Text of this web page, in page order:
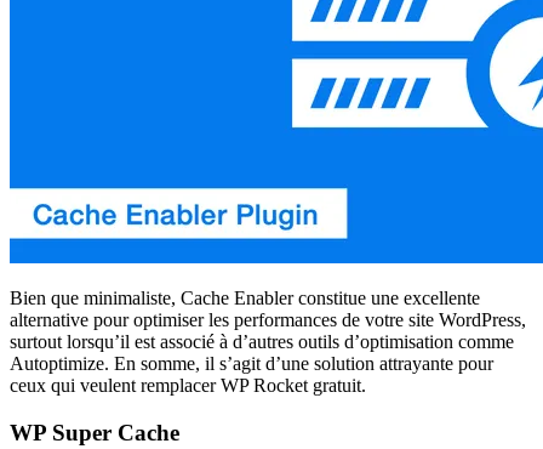
Bien que minimaliste, Cache Enabler constitue une excellente
alternative pour optimiser les performances de votre site WordPress,
surtout lorsqu’il est associé à d’autres outils d’optimisation comme
Autoptimize. En somme, il s’agit d’une solution attrayante pour
ceux qui veulent remplacer WP Rocket gratuit.
WP Super Cache